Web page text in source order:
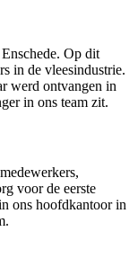
Op dit
in de vleesindustrie.
werd ontvangen in
in ons team zit.
voor de eerste
ons hoofdkantoor in